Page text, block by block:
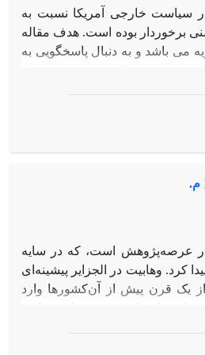
سیاست خارجی آمریکا نسبت به
برخوردار بوده است. هدف مقاله
باشد و به دنبال پاسخگویی به
درشیوه‌ی اعتراض‌ها و نحوه‌ی
ویژگی و پیچیدگی خاص خود
بحرین به دلیل رابطه امنیتی
اصالت وجود حکومت آل‌خلیفه بنا
با تروریسم و در ‌راستای تفویض
عرصه‌پژوهش است، که در سایه
کرد. وهابیت در الجزایر پیشینه‌ای
یک قرن پیش از آن‌کشورها وارد
پیش از دیگر کشورهای
نفوذ سیاسی–اجتماعی بالایی